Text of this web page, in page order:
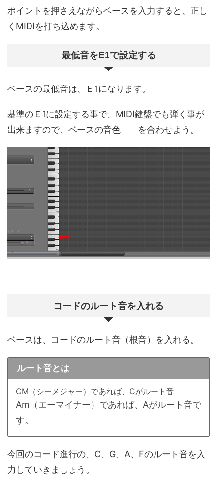
ポイントを押さえながらベースを入力すると、正し
くMIDIを打ち込めます。
最低音をE1で設定する
ベースの最低音は、Ｅ1になります。
基準のＥ1に設定する事で、MIDI鍵盤でも弾く事が
出来ますので、ベースの音色 を合わせよう。
コードのルート音を入れる
ベースは、コードのルート音（根音）を入れる。
ルート音とは
CM（シーメジャー）であれば、Cがルート音
Am（エーマイナー）であれば、Aがルート音で
す。
今回のコード進行の、C、G、A、Fのルート音を入
力していきましょう。